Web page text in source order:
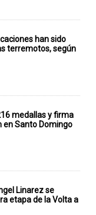
han sido
terremotos, según
medallas y firma
en Santo Domingo
Linarez se
etapa de la Volta a